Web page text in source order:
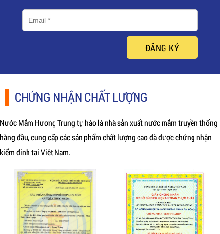
ĐĂNG KÝ
CHỨNG NHẬN CHẤT LƯỢNG
Nước Mắm Hương Trung tự hào là nhà sản xuất nước mắm truyền thống
hàng đầu, cung cấp các sản phẩm chất lượng cao đã được chứng nhận
kiểm định tại Việt Nam.